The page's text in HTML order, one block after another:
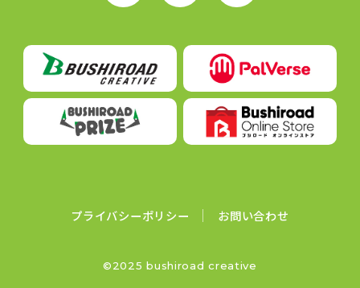
a
m
k
プライバシーポリシー お問い合わせ
©2025 bushiroad creative